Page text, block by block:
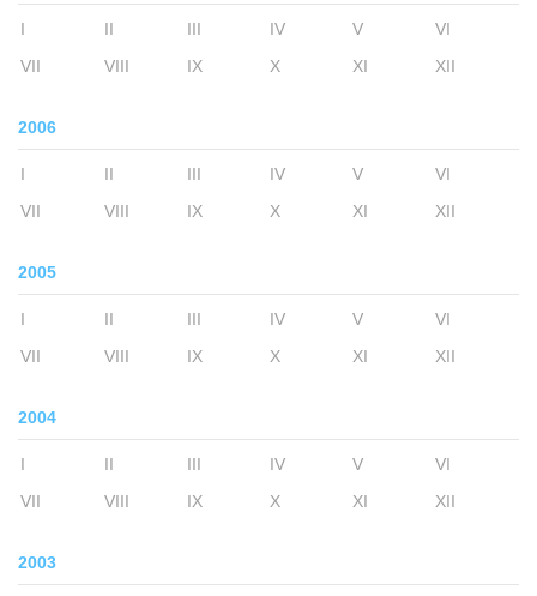
I II III IV V
VI
VII
VIII IX X XI XII
2006
I II III IV V
VI
VII
VIII IX X XI XII
2005
I II III IV V
VI
VII
VIII IX X XI XII
2004
I II III IV V
VI
VII
VIII IX X XI XII
2003